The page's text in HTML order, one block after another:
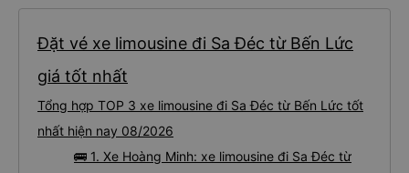
Đặt vé xe limousine đi Sa Đéc từ Bến Lức
giá tốt nhất
Tổng hợp TOP 3 xe limousine đi Sa Đéc từ Bến Lức tốt
nhất hiện nay 08/2026
🚌 1. Xe Hoàng Minh: xe limousine đi Sa Đéc từ